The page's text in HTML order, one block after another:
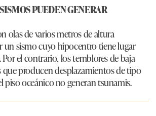
PUEDEN GENERAR
olas de varios metros de altura
un sismo cuyo hipocentro tiene lugar
el contrario, los temblores de baja
producen desplazamientos de tipo
piso oceánico no generan tsunamis.